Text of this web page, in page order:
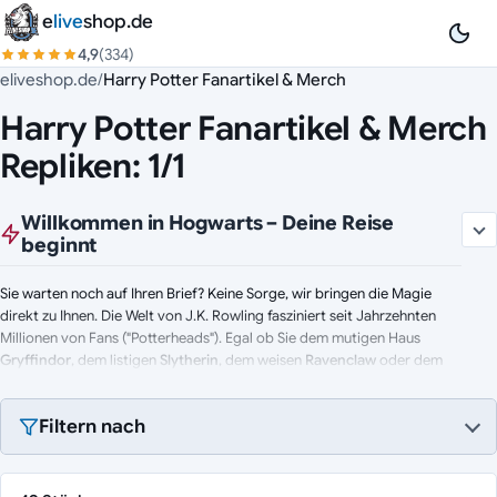
Zum Inhalt springen
eliveshop.de
4,9(334)
eliveshop.de/Harry Potter Fanartikel & Merch
Harry Potter Fanartikel & Merch
Repliken: 1/1
Willkommen in Hogwarts – Deine Reise
beginnt
Sie warten noch auf Ihren Brief? Keine Sorge, wir bringen die Magie
direkt zu Ihnen. Die Welt von J.K. Rowling fasziniert seit Jahrzehnten
Millionen von Fans ("Potterheads"). Egal ob Sie dem mutigen Haus
Gryffindor, dem listigen Slytherin, dem weisen Ravenclaw oder dem
nächstes Schuljahr in der Schule für Hexerei und Zauberei.
Highlights aus der Winkelgasse:
Filtern nach